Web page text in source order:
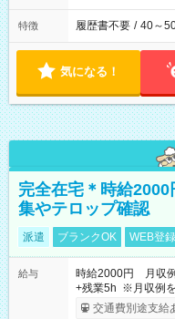
特徴 履歴書不要 / 40～
気になる！
完全在宅＊時給
集やテロップ確認
派遣 ブランクOK WEB登
給与
時給2000円 月収
+残業5h ※月収例
取りサービス利用
交通費別途支給